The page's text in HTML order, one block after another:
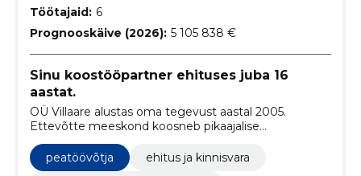
Töötajaid: 6
Prognooskäive (2026): 5 105 838 €
Sinu koostööpartner ehituses juba 16
aastat.
OÜ Villaare alustas oma tegevust aastal 2005.
Ettevõtte meeskond koosneb pikaajalise
peatöövõtja
ehitus ja kinnisvara